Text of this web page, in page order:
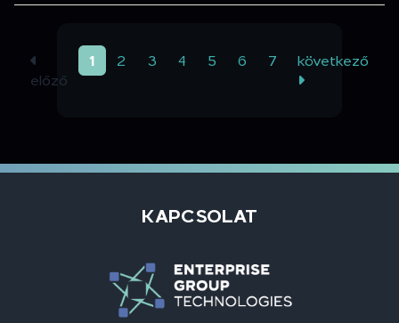
előző
1 (aktuális)
2 3 4 5 6 7 következő
KAPCSOLAT